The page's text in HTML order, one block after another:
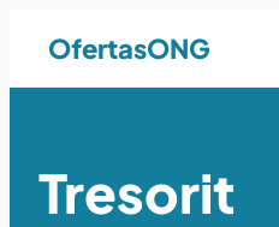
OfertasONG
Tresorit